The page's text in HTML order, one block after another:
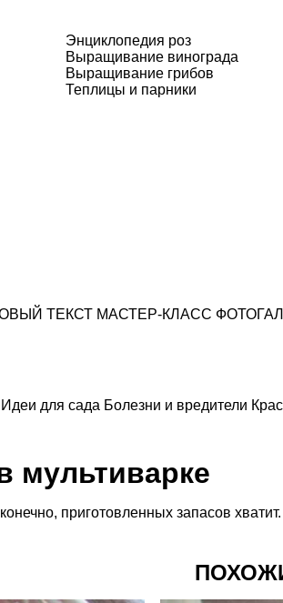
Энциклопедия роз
Выращивание винограда
Выращивание грибов
Теплицы и парники
ТЕКСТ МАСТЕР-КЛАСС
Идеи для сада Болезни и вредители
мультиварке
приготовленных запасов